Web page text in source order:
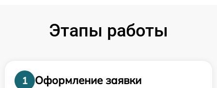
Этапы работы
1
Оформление заявки